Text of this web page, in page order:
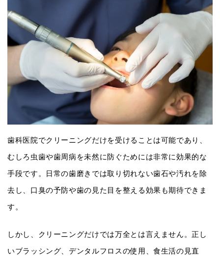
歯科医院でクリーニングだけを受けることは可能であり、
むしろ虫歯や歯周病を未然に防ぐためには非常に効果的な
手段です。日常の歯磨きでは取り切れない歯石や汚れを除
去し、口臭の予防や歯の見た目を整える効果も期待できま
す。
しかし、クリーニングだけでは万全とは言えません。正し
いブラッシング、デンタルフロスの使用、食生活の見直